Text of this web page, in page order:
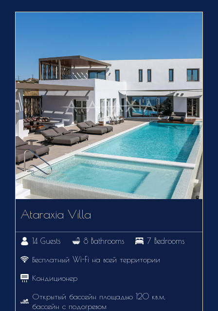
Ataraxia Villa
14 Guests 8 Bathrooms 7 Bedrooms
Бесплатный Wi-Fi на всей территории
Кондиционер
Открытый бассейн площадью 120 кв.м,
бассейн с подогревом